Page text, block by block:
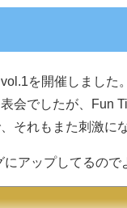
を開催しまし
会でしたが、Fun
それもまた刺激に
アップしてるの